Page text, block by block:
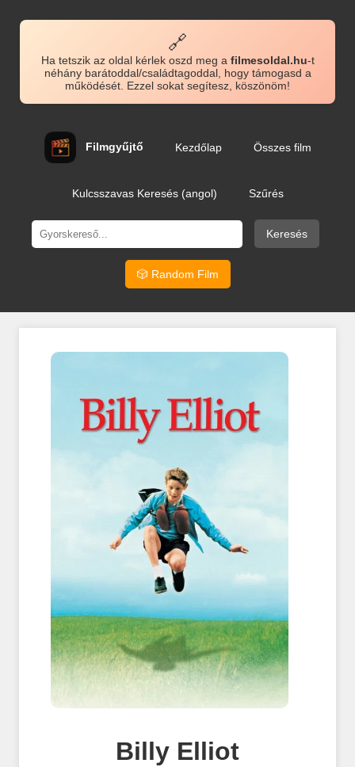
🔗
Ha tetszik az oldal kérlek oszd meg a filmesoldal.hu-t
néhány barátoddal/családtagoddal, hogy támogasd a
működését. Ezzel sokat segítesz, köszönöm!
Filmgyűjtő Kezdőlap Összes film
Kulcsszavas Keresés (angol) Szűrés
Keresés
🎲 Random Film
Billy Elliot